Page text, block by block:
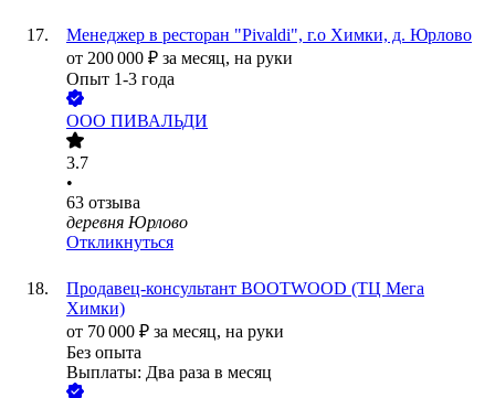
Менеджер в ресторан "Pivaldi", г.о Химки, д. Юрлово
от 200 000 ₽ за месяц, на руки
Опыт 1-3 года
ООО ПИВАЛЬДИ
3.7
•
63 отзыва
деревня Юрлово
Откликнуться
Продавец-консультант BOOTWOOD (ТЦ Мега
Химки)
от 70 000 ₽ за месяц, на руки
Без опыта
Выплаты: Два раза в месяц